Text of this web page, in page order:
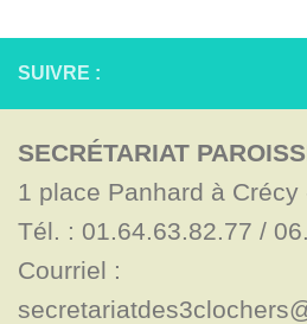
SUIVRE :
SECRÉTARIAT
1 place Panhard à Crécy
Tél. : 01.64.63.82.77 /
Courriel :